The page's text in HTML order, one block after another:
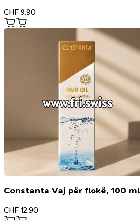
CHF 9.90
Constanta Vaj për flokë, 100 ml
CHF 12.90